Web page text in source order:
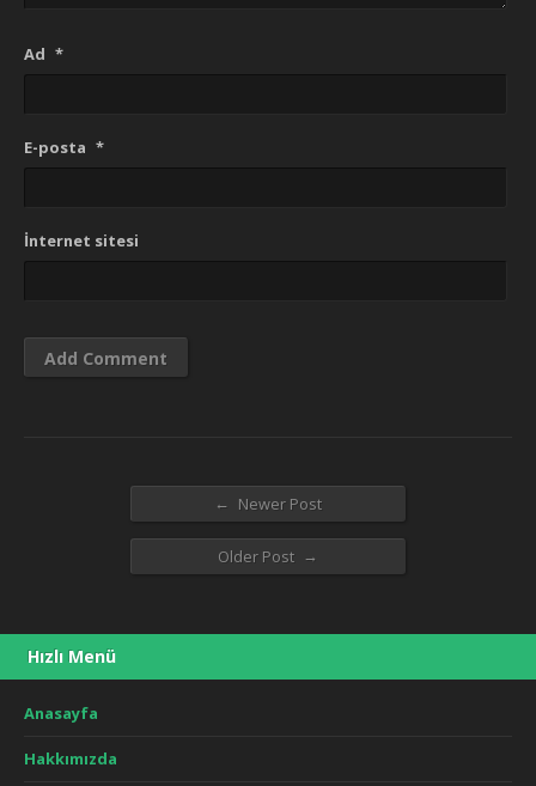
Ad *
E-posta *
İnternet sitesi
← Newer Post
Older Post →
Hızlı Menü
Anasayfa
Hakkımızda